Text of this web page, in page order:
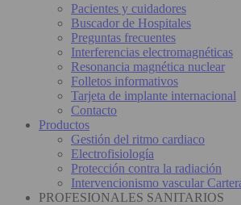
Pacientes y cuidadores
Buscador de Hospitales
Preguntas frecuentes
Interferencias electromagnéticas
Resonancia magnética nuclear
Folletos informativos
Tarjeta de implante internacional
Contacto
Productos
Gestión del ritmo cardiaco
Electrofisiología
Protección contra la radiación
Intervencionismo vascular
PROFESIONALES SANITARIOS